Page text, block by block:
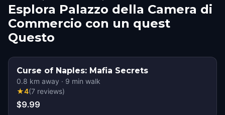
Esplora Palazzo della Camera di
Commercio con un quest
Questo
Curse of Naples: Mafia Secrets
0.8 km away · 9 min walk
★4(7 reviews)
$9.99